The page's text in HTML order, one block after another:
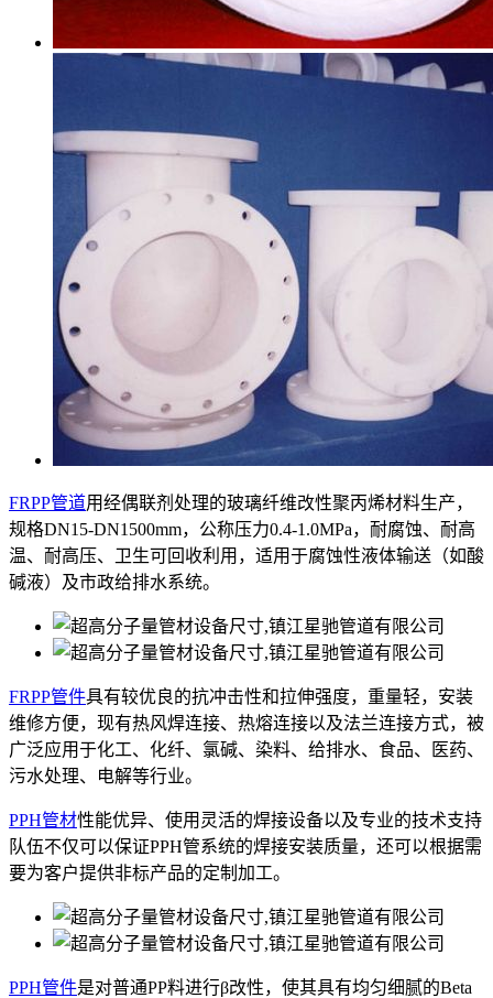
FRPP管道用经偶联剂处理的玻璃纤维改性聚丙烯材料生产，
规格DN15-DN1500mm，公称压力0.4-1.0MPa，耐腐蚀、耐高
温、耐高压、卫生可回收利用，适用于腐蚀性液体输送（如酸
碱液）及市政给排水系统。
FRPP管件具有较优良的抗冲击性和拉伸强度，重量轻，安装
维修方便，现有热风焊连接、热熔连接以及法兰连接方式，被
广泛应用于化工、化纤、氯碱、染料、给排水、食品、医药、
污水处理、电解等行业。
PPH管材性能优异、使用灵活的焊接设备以及专业的技术支持
队伍不仅可以保证PPH管系统的焊接安装质量，还可以根据需
要为客户提供非标产品的定制加工。
PPH管件是对普通PP料进行β改性，使其具有均匀细腻的Beta